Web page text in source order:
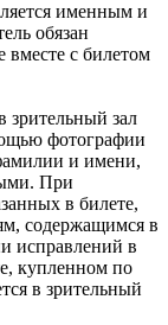
именным и
обязан
вместе с билетом
зрительный зал
фотографии
и имени,
При
в билете,
содержащимся в
исправлений в
купленном по
в зрительный